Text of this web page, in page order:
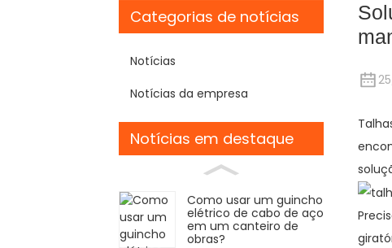
Categorias de notícias
Notícias
Notícias da empresa
Notícias em destaque
Como usar um guincho
elétrico de cabo de aço
em um canteiro de
obras?